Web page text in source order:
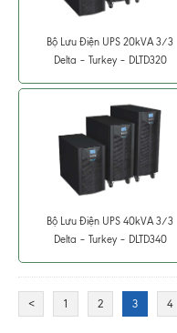
Bộ Lưu Điện UPS 20kVA 3/3
Delta – Turkey – DLTD320
Bộ Lưu Điện UPS 40kVA 3/3
Delta – Turkey – DLTD340
< 1 2 3 4